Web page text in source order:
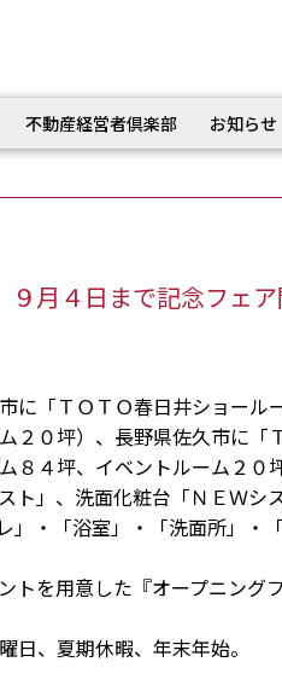
不動産経営者倶楽部 お知らせ
月４日まで記念フェア
に「ＴＯＴＯ春日井ショール
２０坪）、長野県佐久市に「
８４坪、イベントルーム２０
ト」、洗面化粧台「ＮＥＷシ
・「浴室」・「洗面所」・「
トを用意した『オープニング
、夏期休暇、年末年始。